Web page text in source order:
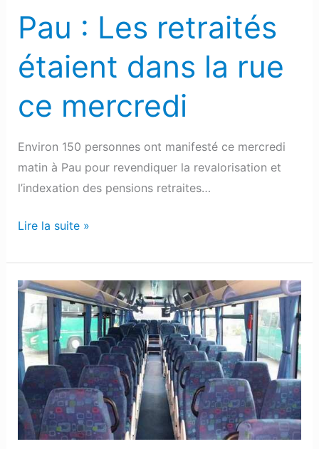
Pau : Les retraités
étaient dans la rue
ce mercredi
Environ 150 personnes ont manifesté ce mercredi
matin à Pau pour revendiquer la revalorisation et
l’indexation des pensions retraites…
Lire la suite »
Emploi
Le
« Mobilité
Job
Tour »
passe
en